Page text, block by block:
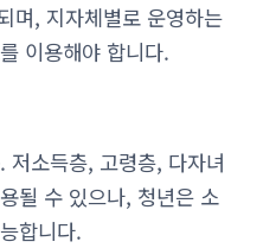
며, 지자체별로 운영하는
이용해야 합니다.
. 저소득층, 고령층, 다자녀
될 수 있으나, 청년은 소
합니다.